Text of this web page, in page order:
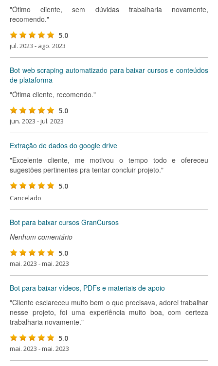
"Ótimo cliente, sem dúvidas trabalharia novamente,
recomendo."
5.0
jul. 2023 - ago. 2023
Bot web scraping automatizado para baixar cursos e conteúdos
de plataforma
"Ótima cliente, recomendo."
5.0
jun. 2023 - jul. 2023
Extração de dados do google drive
"Excelente cliente, me motivou o tempo todo e ofereceu
sugestões pertinentes pra tentar concluir projeto."
5.0
Cancelado
Bot para baixar cursos GranCursos
Nenhum comentário
5.0
mai. 2023 - mai. 2023
Bot para baixar vídeos, PDFs e materiais de apoio
"Cliente esclareceu muito bem o que precisava, adorei trabalhar
nesse projeto, foi uma experiência muito boa, com certeza
trabalharia novamente."
5.0
mai. 2023 - mai. 2023